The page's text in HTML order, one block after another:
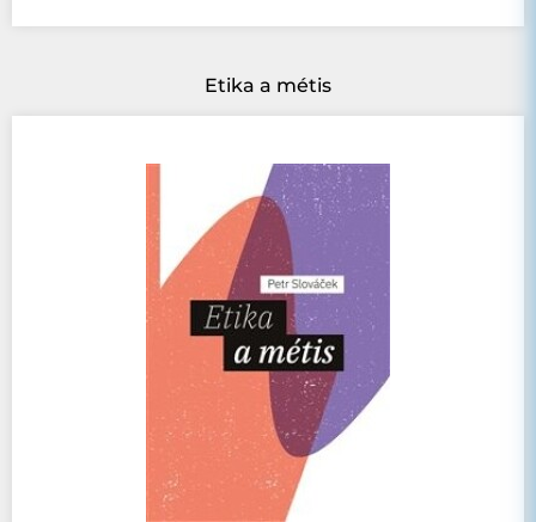
Etika a métis